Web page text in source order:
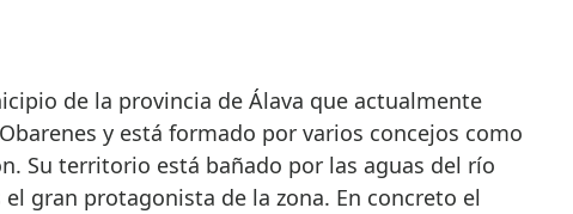
de la provincia de Álava que actualmente
y está formado por varios concejos como
Su territorio está bañado por las aguas del río
gran protagonista de la zona. En concreto el